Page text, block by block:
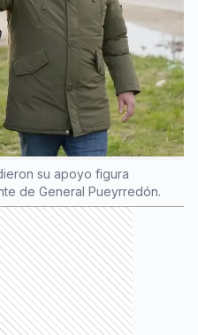
su apoyo figura
de General Pueyrredón.